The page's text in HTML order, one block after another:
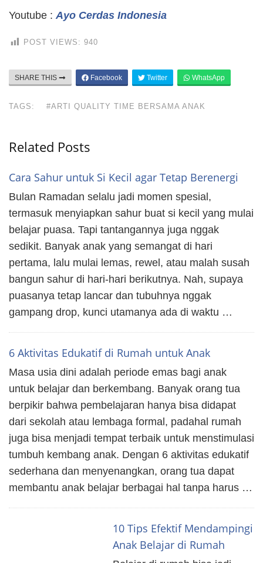
Youtube : Ayo Cerdas Indonesia
POST VIEWS: 940
SHARE THIS Facebook Twitter WhatsApp
TAGS: #ARTI QUALITY TIME BERSAMA ANAK
Related Posts
Cara Sahur untuk Si Kecil agar Tetap Berenergi
Bulan Ramadan selalu jadi momen spesial,
termasuk menyiapkan sahur buat si kecil yang mulai
belajar puasa. Tapi tantangannya juga nggak
sedikit. Banyak anak yang semangat di hari
pertama, lalu mulai lemas, rewel, atau malah susah
bangun sahur di hari-hari berikutnya. Nah, supaya
puasanya tetap lancar dan tubuhnya nggak
gampang drop, kunci utamanya ada di waktu …
6 Aktivitas Edukatif di Rumah untuk Anak
Masa usia dini adalah periode emas bagi anak
untuk belajar dan berkembang. Banyak orang tua
berpikir bahwa pembelajaran hanya bisa didapat
dari sekolah atau lembaga formal, padahal rumah
juga bisa menjadi tempat terbaik untuk menstimulasi
tumbuh kembang anak. Dengan 6 aktivitas edukatif
sederhana dan menyenangkan, orang tua dapat
membantu anak belajar berbagai hal tanpa harus …
10 Tips Efektif Mendampingi
Anak Belajar di Rumah